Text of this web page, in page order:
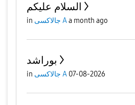
السلام عليكم
in جالاكسى Aa month ago
بوراشد
in جالاكسى A 07-08-2026